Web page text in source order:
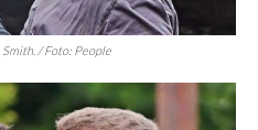
Smith. / Foto: People